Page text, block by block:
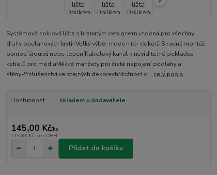
Systémová soklová lišta s hranatým designem vhodná pro všechny
druhy podlahových krytinVelký výběr moderních dekorů Snadná montáž
pomocí šroubů nebo lepeníKabelový kanál k neviditelné pokládce
kabelů pro médiaMěkké manžety pro čisté napojení podlahy a
stěnyPříslušenství ve stejných dekorechMožnost d... celý popis
Dostupnost skladem u dodavatele
145,00 Kč/ks
119,83 Kč bez DPH
Přidat do košíku